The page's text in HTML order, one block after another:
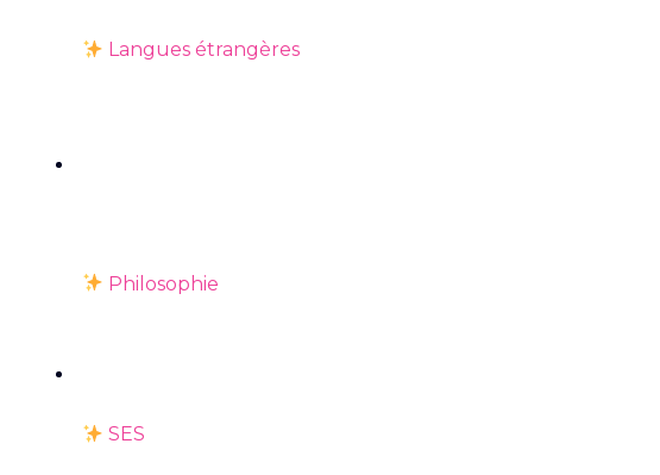
Langues étrangères
Philosophie
SES